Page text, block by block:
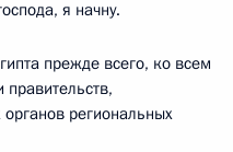
я начну.
прежде всего, ко всем
региональных